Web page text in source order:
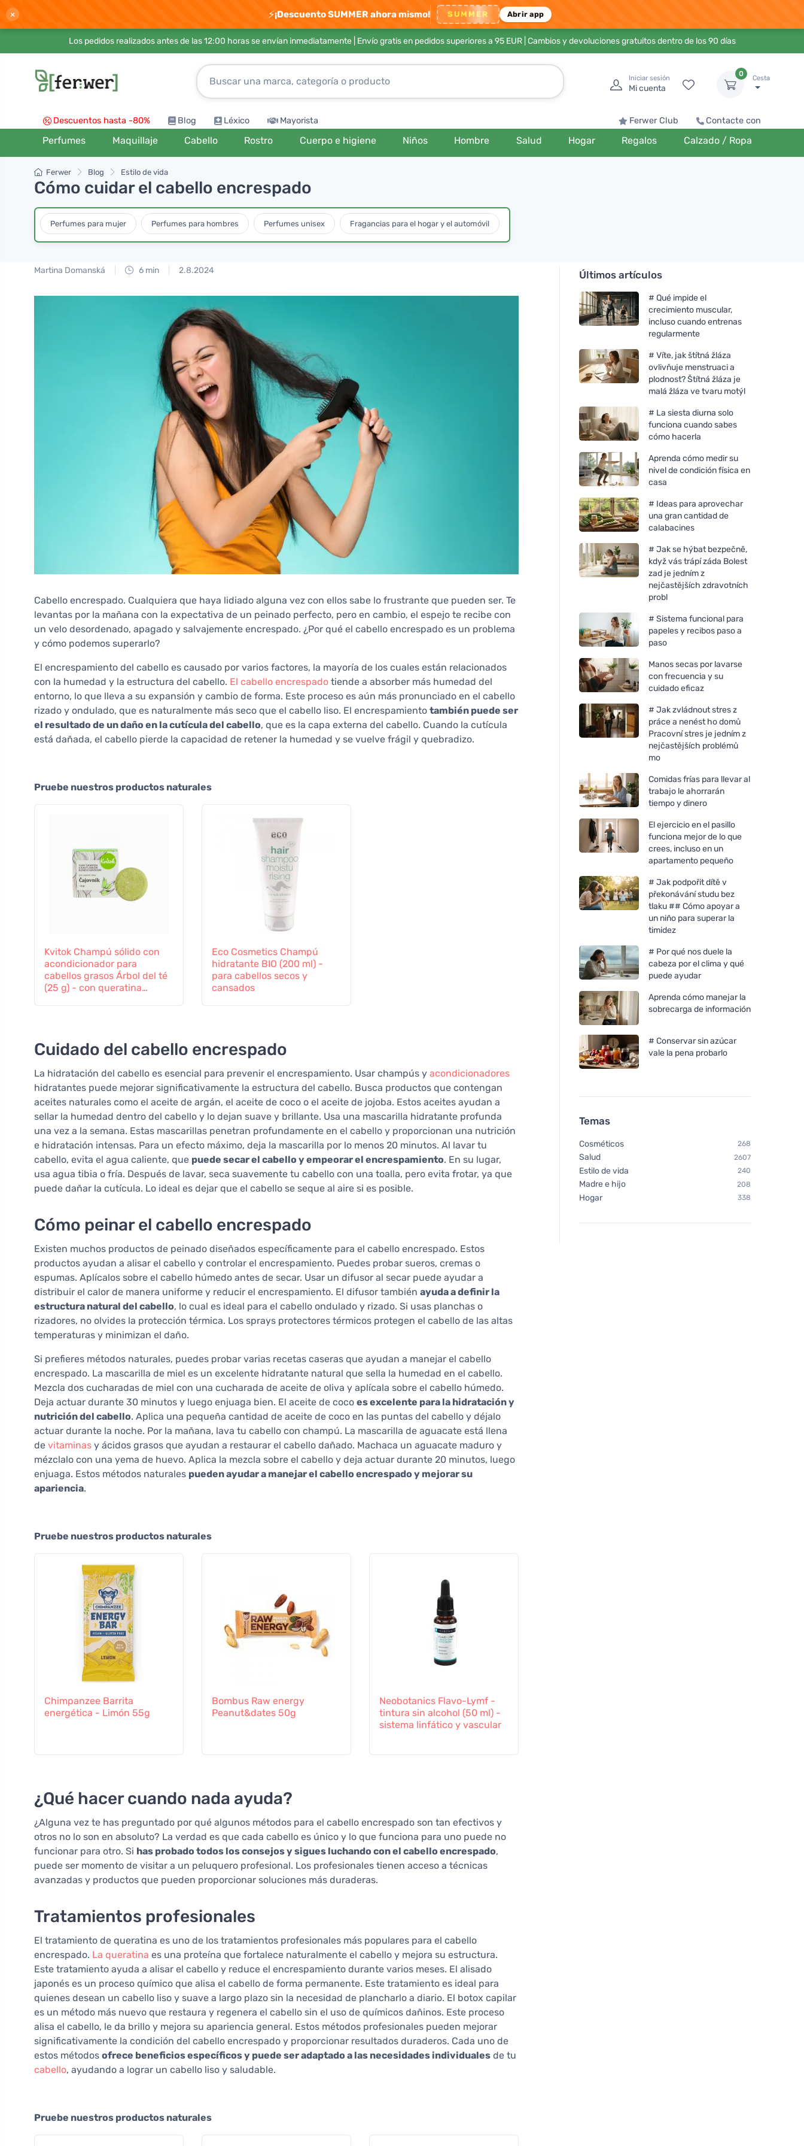
× ⚡¡Descuento SUMMER ahora mismo! SUMMER Abrir app
Los pedidos realizados antes de las 12:00 horas se envían inmediatamente | Envío gratis en pedidos superiores a 95 EUR| Cambios y devoluciones gratuitos dentro de los 90 días
Iniciar sesión
Mi cuenta
0
Cesta
Descuentos hasta -80% Blog Léxico Mayorista Ferwer Club Contacte con
Perfumes Maquillaje Cabello Rostro Cuerpo e higiene Niños Hombre Salud Hogar Regalos Calzado / Ropa
Ferwer Blog Estilo de vida
Cómo cuidar el cabello encrespado
Perfumes para mujer Perfumes para hombres Perfumes unisex Fragancias para el hogar y el automóvil
Martina Domanská 6 min 2.8.2024
Cabello encrespado. Cualquiera que haya lidiado alguna vez con ellos sabe lo frustrante que pueden ser. Te
levantas por la mañana con la expectativa de un peinado perfecto, pero en cambio, el espejo te recibe con
un velo desordenado, apagado y salvajemente encrespado. ¿Por qué el cabello encrespado es un problema
y cómo podemos superarlo?
El encrespamiento del cabello es causado por varios factores, la mayoría de los cuales están relacionados
con la humedad y la estructura del cabello. El cabello encrespado tiende a absorber más humedad del
entorno, lo que lleva a su expansión y cambio de forma. Este proceso es aún más pronunciado en el cabello
rizado y ondulado, que es naturalmente más seco que el cabello liso. El encrespamiento también puede ser
el resultado de un daño en la cutícula del cabello, que es la capa externa del cabello. Cuando la cutícula
está dañada, el cabello pierde la capacidad de retener la humedad y se vuelve frágil y quebradizo.
Pruebe nuestros productos naturales
Kvitok Champú sólido con
acondicionador para
cabellos grasos Árbol del té
(25 g) - con queratina
Eco Cosmetics Champú
hidratante BIO (200 ml) -
para cabellos secos y
cansados
Cuidado del cabello encrespado
La hidratación del cabello es esencial para prevenir el encrespamiento. Usar champús y acondicionadores
hidratantes puede mejorar significativamente la estructura del cabello. Busca productos que contengan
aceites naturales como el aceite de argán, el aceite de coco o el aceite de jojoba. Estos aceites ayudan a
sellar la humedad dentro del cabello y lo dejan suave y brillante. Usa una mascarilla hidratante profunda
una vez a la semana. Estas mascarillas penetran profundamente en el cabello y proporcionan una nutrición
e hidratación intensas. Para un efecto máximo, deja la mascarilla por lo menos 20 minutos. Al lavar tu
cabello, evita el agua caliente, que puede secar el cabello y empeorar el encrespamiento. En su lugar,
usa agua tibia o fría. Después de lavar, seca suavemente tu cabello con una toalla, pero evita frotar, ya que
puede dañar la cutícula. Lo ideal es dejar que el cabello se seque al aire si es posible.
Cómo peinar el cabello encrespado
Existen muchos productos de peinado diseñados específicamente para el cabello encrespado. Estos
productos ayudan a alisar el cabello y controlar el encrespamiento. Puedes probar sueros, cremas o
espumas. Aplícalos sobre el cabello húmedo antes de secar. Usar un difusor al secar puede ayudar a
distribuir el calor de manera uniforme y reducir el encrespamiento. El difusor también ayuda a definir la
estructura natural del cabello, lo cual es ideal para el cabello ondulado y rizado. Si usas planchas o
rizadores, no olvides la protección térmica. Los sprays protectores térmicos protegen el cabello de las altas
temperaturas y minimizan el daño.
Si prefieres métodos naturales, puedes probar varias recetas caseras que ayudan a manejar el cabello
encrespado. La mascarilla de miel es un excelente hidratante natural que sella la humedad en el cabello.
Mezcla dos cucharadas de miel con una cucharada de aceite de oliva y aplícala sobre el cabello húmedo.
Deja actuar durante 30 minutos y luego enjuaga bien. El aceite de coco es excelente para la hidratación y
nutrición del cabello. Aplica una pequeña cantidad de aceite de coco en las puntas del cabello y déjalo
actuar durante la noche. Por la mañana, lava tu cabello con champú. La mascarilla de aguacate está llena
de vitaminas y ácidos grasos que ayudan a restaurar el cabello dañado. Machaca un aguacate maduro y
mézclalo con una yema de huevo. Aplica la mezcla sobre el cabello y deja actuar durante 20 minutos, luego
enjuaga. Estos métodos naturales pueden ayudar a manejar el cabello encrespado y mejorar su
apariencia.
Pruebe nuestros productos naturales
Chimpanzee Barrita
energética - Limón 55g
Bombus Raw energy
Peanut&dates 50g
Neobotanics Flavo-Lymf -
tintura sin alcohol (50 ml) -
sistema linfático y vascular
¿Qué hacer cuando nada ayuda?
¿Alguna vez te has preguntado por qué algunos métodos para el cabello encrespado son tan efectivos y
otros no lo son en absoluto? La verdad es que cada cabello es único y lo que funciona para uno puede no
funcionar para otro. Si has probado todos los consejos y sigues luchando con el cabello encrespado,
puede ser momento de visitar a un peluquero profesional. Los profesionales tienen acceso a técnicas
avanzadas y productos que pueden proporcionar soluciones más duraderas.
Tratamientos profesionales
El tratamiento de queratina es uno de los tratamientos profesionales más populares para el cabello
encrespado. La queratina es una proteína que fortalece naturalmente el cabello y mejora su estructura.
Este tratamiento ayuda a alisar el cabello y reduce el encrespamiento durante varios meses. El alisado
japonés es un proceso químico que alisa el cabello de forma permanente. Este tratamiento es ideal para
quienes desean un cabello liso y suave a largo plazo sin la necesidad de plancharlo a diario. El botox capilar
es un método más nuevo que restaura y regenera el cabello sin el uso de químicos dañinos. Este proceso
alisa el cabello, le da brillo y mejora su apariencia general. Estos métodos profesionales pueden mejorar
significativamente la condición del cabello encrespado y proporcionar resultados duraderos. Cada uno de
estos métodos ofrece beneficios específicos y puede ser adaptado a las necesidades individuales de tu
cabello, ayudando a lograr un cabello liso y saludable.
Pruebe nuestros productos naturales
Últimos artículos
# Qué impide el
crecimiento muscular,
incluso cuando entrenas
regularmente
# Víte, jak štítná žláza
ovlivňuje menstruaci a
plodnost? Štítná žláza je
malá žláza ve tvaru motýl
# La siesta diurna solo
funciona cuando sabes
cómo hacerla
Aprenda cómo medir su
nivel de condición física en
casa
# Ideas para aprovechar
una gran cantidad de
calabacines
# Jak se hýbat bezpečně,
když vás trápí záda Bolest
zad je jedním z
nejčastějších zdravotních
probl
# Sistema funcional para
papeles y recibos paso a
paso
Manos secas por lavarse
con frecuencia y su
cuidado eficaz
# Jak zvládnout stres z
práce a nenést ho domů
Pracovní stres je jedním z
nejčastějších problémů
mo
Comidas frías para llevar al
trabajo le ahorrarán
tiempo y dinero
El ejercicio en el pasillo
funciona mejor de lo que
crees, incluso en un
apartamento pequeño
# Jak podpořit dítě v
překonávání studu bez
tlaku ## Cómo apoyar a
un niño para superar la
timidez
# Por qué nos duele la
cabeza por el clima y qué
puede ayudar
Aprenda cómo manejar la
sobrecarga de información
# Conservar sin azúcar
vale la pena probarlo
Temas
Cosméticos 268
Salud 2607
Estilo de vida 240
Madre e hijo 208
Hogar 338